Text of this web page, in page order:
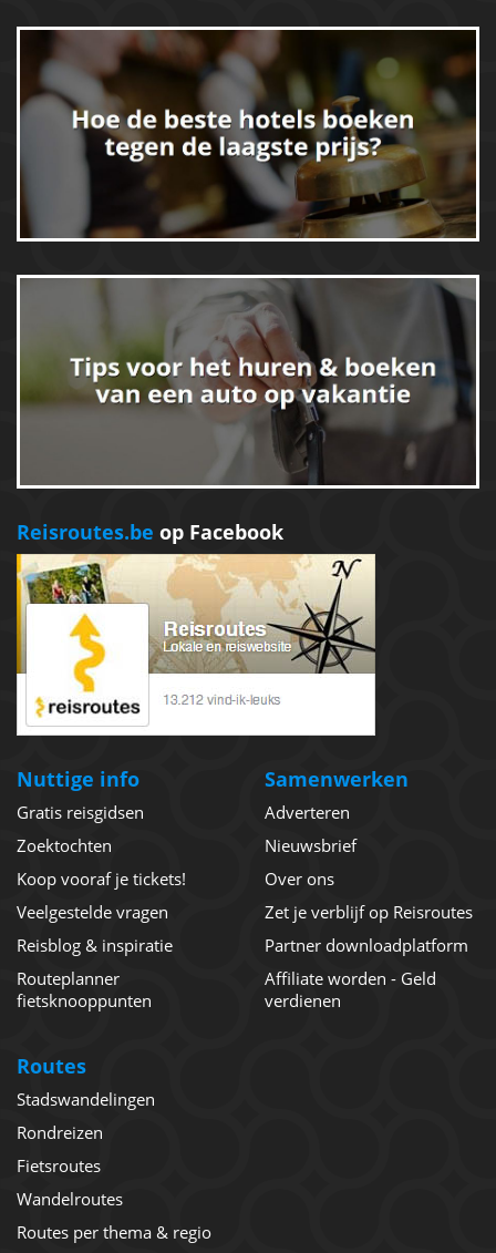
Reisroutes.be op Facebook
Nuttige info
Gratis reisgidsen
Zoektochten
Koop vooraf je tickets!
Veelgestelde vragen
Reisblog & inspiratie
Routeplanner
fietsknooppunten
Samenwerken
Adverteren
Nieuwsbrief
Over ons
Zet je verblijf op Reisroutes
Partner downloadplatform
Affiliate worden - Geld
verdienen
Routes
Stadswandelingen
Rondreizen
Fietsroutes
Wandelroutes
Routes per thema & regio